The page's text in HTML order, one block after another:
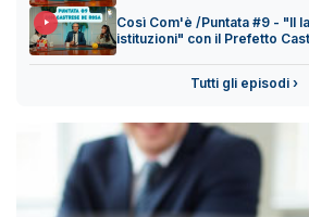
Così Com'è /Puntata #9 - "Il
istituzioni" con il Prefetto
Tutti gli episodi ›